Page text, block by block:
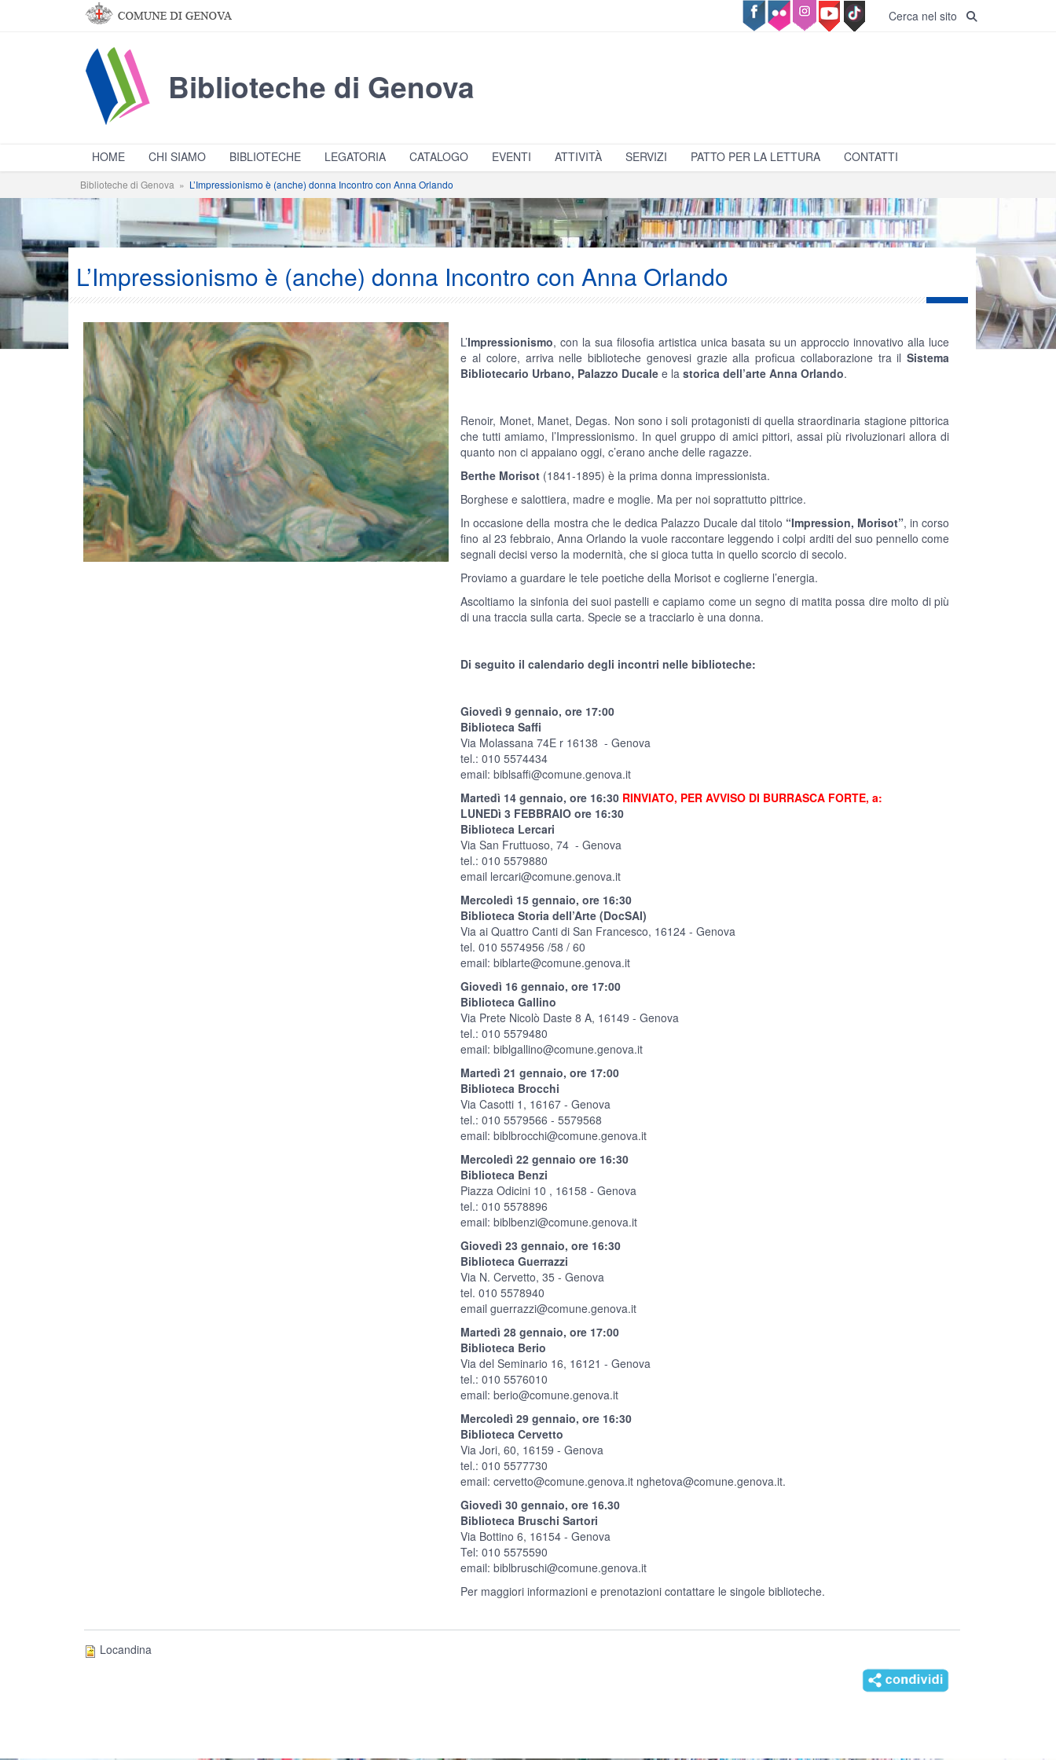
Salta al contenuto principale Cerca nel sito
Biblioteche di Genova
HOME CHI SIAMO BIBLIOTECHE LEGATORIA CATALOGO EVENTI ATTIVITÀ SERVIZI PATTO PER LA LETTURA CONTATTI
Biblioteche di Genova » L’Impressionismo è (anche) donna Incontro con Anna Orlando
L’Impressionismo è (anche) donna Incontro con Anna Orlando
L’Impressionismo, con la sua filosofia artistica unica basata su un approccio innovativo alla luce
e al colore, arriva nelle biblioteche genovesi grazie alla proficua collaborazione tra il Sistema
Bibliotecario Urbano, Palazzo Ducalee lastorica dell’arte Anna Orlando.
Renoir, Monet, Manet, Degas. Non sono i soli protagonisti di quella straordinaria stagione pittorica
che tutti amiamo, l’Impressionismo. In quel gruppo di amici pittori, assai più rivoluzionari allora di
quanto non ci appaiano oggi, c’erano anche delle ragazze.
Berthe Morisot (1841-1895) è la prima donna impressionista.
Borghese e salottiera, madre e moglie. Ma per noi soprattutto pittrice.
In occasione della mostra che le dedica Palazzo Ducale dal titolo “Impression, Morisot”, in corso
fino al 23 febbraio, Anna Orlando la vuole raccontare leggendo i colpi arditi del suo pennello come
segnali decisi verso la modernità, che si gioca tutta in quello scorcio di secolo.
Proviamo a guardare le tele poetiche della Morisot e coglierne l’energia.
Ascoltiamo la sinfonia dei suoi pastelli e capiamo come un segno di matita possa dire molto di più
di una traccia sulla carta. Specie se a tracciarlo è una donna.
Di seguito il calendario degli incontri nelle biblioteche:
Giovedì 9 gennaio, ore 17:00
Biblioteca Saffi
Via Molassana 74E r 16138 - Genova
tel.: 010 5574434
email:biblsaffi@comune.genova.it
Martedì 14 gennaio, ore 16:30 RINVIATO, PER AVVISO DI BURRASCA FORTE, a:
LUNEDì 3 FEBBRAIO ore 16:30
Biblioteca Lercari
Via San Fruttuoso, 74 - Genova
tel.: 010 5579880
email lercari@comune.genova.it
Mercoledì 15 gennaio, ore 16:30
Biblioteca Storia dell’Arte (DocSAI)
Via ai Quattro Canti di San Francesco, 16124 - Genova
tel. 010 5574956 /58 / 60
email:biblarte@comune.genova.it
Giovedì 16 gennaio, ore 17:00
Biblioteca Gallino
Via Prete Nicolò Daste 8 A, 16149 - Genova
tel.: 010 5579480
email:biblgallino@comune.genova.it
Martedì 21 gennaio, ore 17:00
Biblioteca Brocchi
Via Casotti 1, 16167 - Genova
tel.: 010 5579566 - 5579568
email:biblbrocchi@comune.genova.it
Mercoledì 22 gennaio ore 16:30
Biblioteca Benzi
Piazza Odicini 10 , 16158 - Genova
tel.: 010 5578896
email:biblbenzi@comune.genova.it
Giovedì 23 gennaio, ore 16:30
Biblioteca Guerrazzi
Via N. Cervetto, 35 - Genova
tel. 010 5578940
emailguerrazzi@comune.genova.it
Martedì 28 gennaio, ore 17:00
Biblioteca Berio
Via del Seminario 16, 16121 - Genova
tel.: 010 5576010
email:berio@comune.genova.it
Mercoledì 29 gennaio, ore 16:30
Biblioteca Cervetto
Via Jori, 60, 16159 - Genova
tel.: 010 5577730
email:cervetto@comune.genova.it nghetova@comune.genova.it.
Giovedì 30 gennaio, ore 16.30
Biblioteca Bruschi Sartori
Via Bottino 6, 16154 - Genova
Tel: 010 5575590
email:biblbruschi@comune.genova.it
Per maggiori informazioni e prenotazioni contattare le singole biblioteche.
Locandina